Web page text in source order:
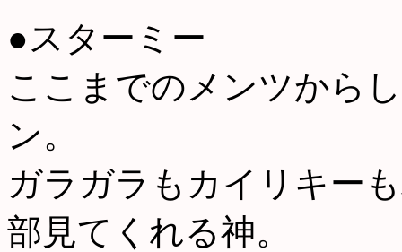
●スターミー
ここまでのメンツから
ン。
ガラガラもカイリキー
部見てくれる神。